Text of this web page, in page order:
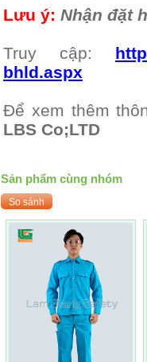
Lưu ý: Nhận đặt
Truy cập:
bhld.aspx
Để xem thêm
LBS Co;LTD
Sản phẩm cùng nhóm